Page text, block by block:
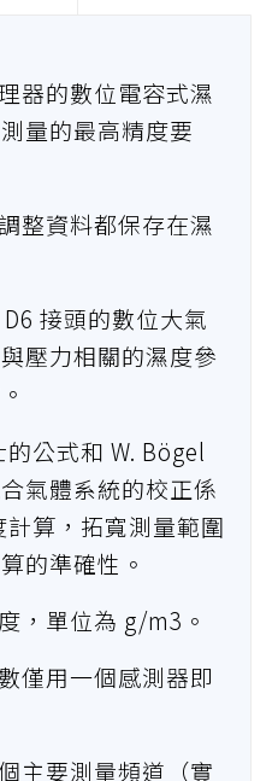
器的數位電容式濕
量的最高精度要
整資料都保存在濕
接頭的數位大氣
壓力相關的濕度參
公式和 W. Bögel
氣體系統的校正係
算，拓寬測量範圍
的準確性。
，單位為 g/m3。
僅用一個感測器即
主要測量頻道（實